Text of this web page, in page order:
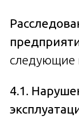
следующие
4.1.